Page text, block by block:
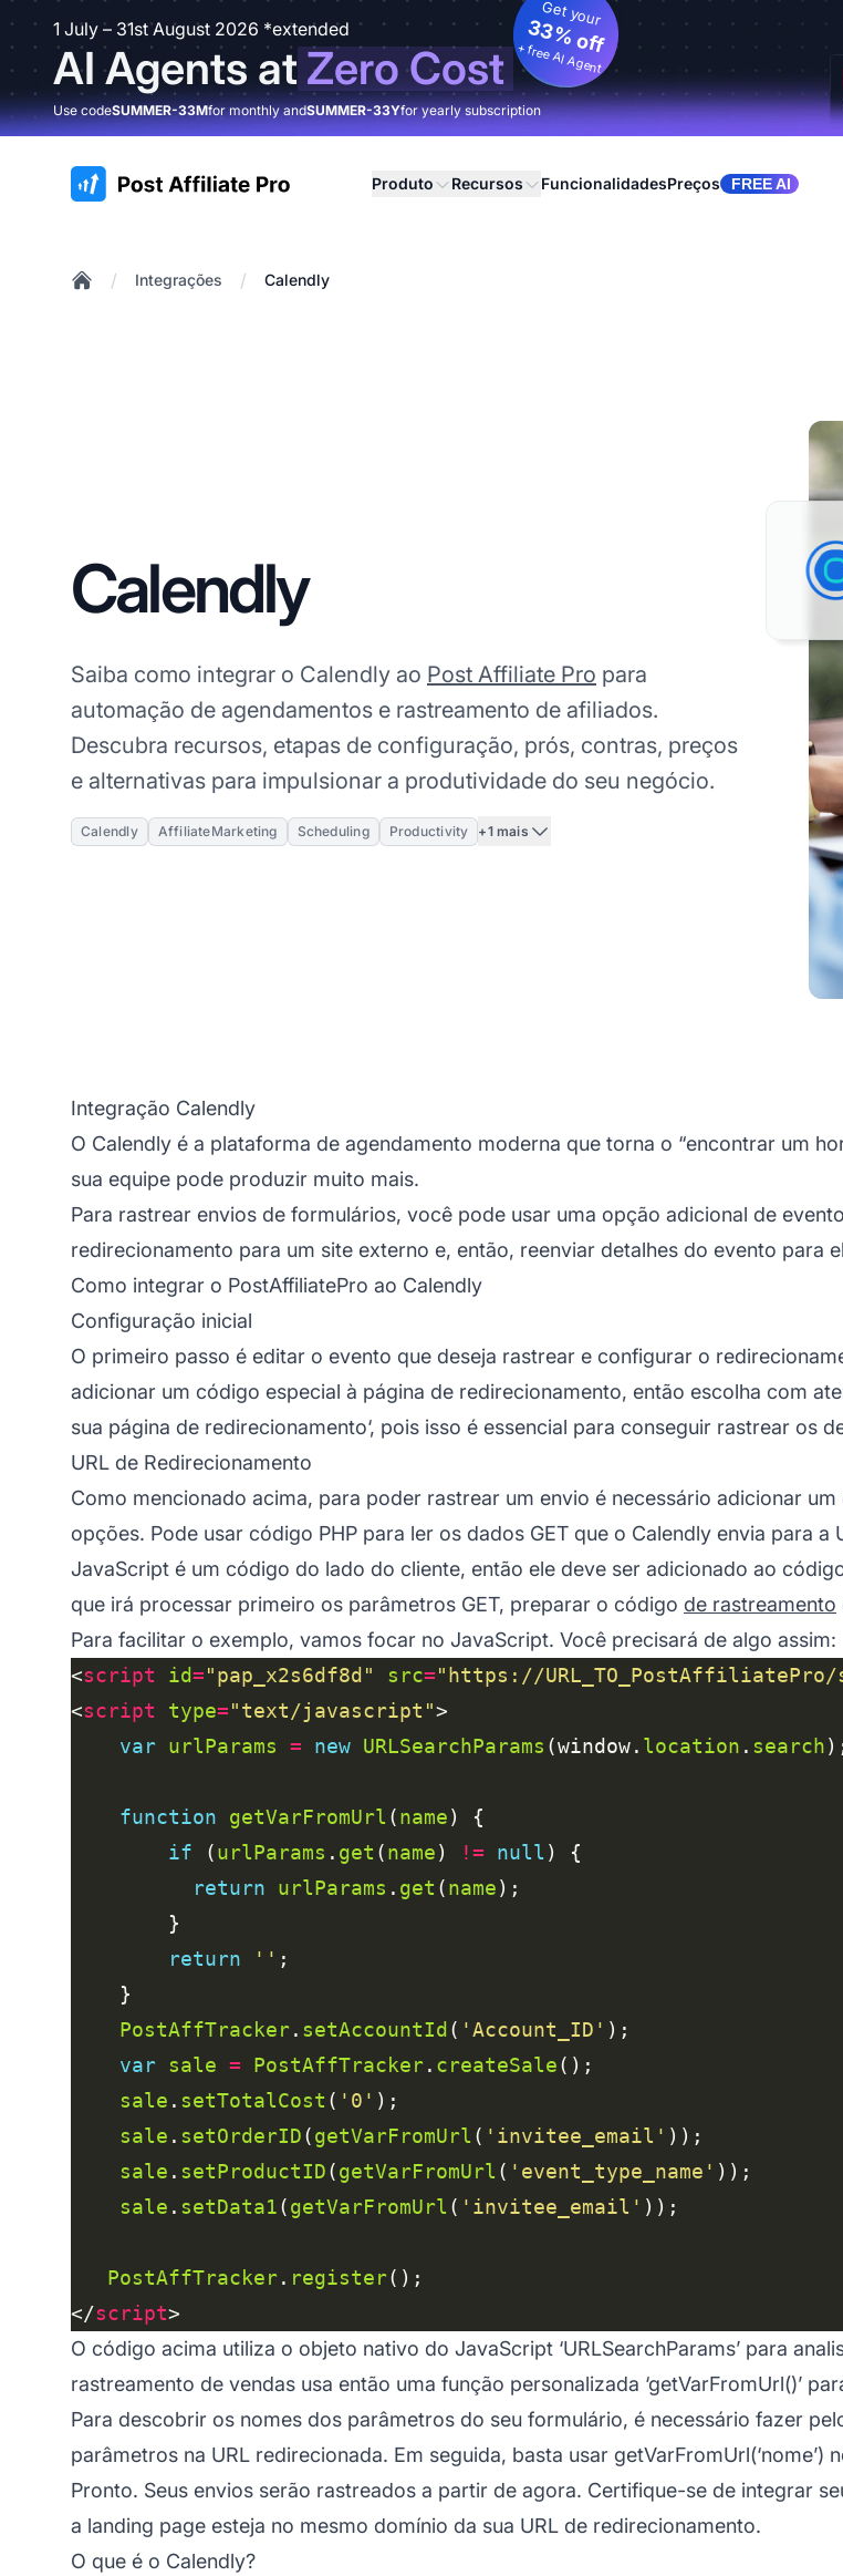
1 July – 31st August 2026 *extended
AI Agents atZero Cost
Get your
33% off
+ free AI Agent
Use codeSUMMER-33Mfor monthly andSUMMER-33Yfor yearly subscription
:site.title Produto Recursos FuncionalidadesPreços FREE AI
/ Integrações / Calendly
Calendly
Saiba como integrar o Calendly ao Post Affiliate Pro para
automação de agendamentos e rastreamento de afiliados.
Descubra recursos, etapas de configuração, prós, contras, preços
e alternativas para impulsionar a produtividade do seu negócio.
Calendly AffiliateMarketing Scheduling Productivity +1 mais
Integração Calendly
O Calendly é a plataforma de agendamento moderna que torna o “encontrar um
sua equipe pode produzir muito mais.
Para rastrear envios de formulários, você pode usar uma opção adicional de
redirecionamento para um site externo e, então, reenviar detalhes do evento para
Como integrar o PostAffiliatePro ao Calendly
Configuração inicial
O primeiro passo é editar o evento que deseja rastrear e configurar o
adicionar um código especial à página de redirecionamento, então escolha com
sua página de redirecionamento‘, pois isso é essencial para conseguir rastrear os
URL de Redirecionamento
Como mencionado acima, para poder rastrear um envio é necessário adicionar
opções. Pode usar código PHP para ler os dados GET que o Calendly envia para
JavaScript é um código do lado do cliente, então ele deve ser adicionado ao
que irá processar primeiro os parâmetros GET, preparar o código de rastreamento
Para facilitar o exemplo, vamos focar no JavaScript. Você precisará de algo assim:
<script id="pap_x2s6df8d" src="https://
<script type="text/javascript"
var urlParams = new URLSearchParams (window. location . search
function getVarFromUrl (name
if (urlParams . get (name) != null
return
urlParams . get (name
return
''
PostAffTracker. setAccountId( 'Account_ID'
var sale = PostAffTracker. createSale
sale . setTotalCost ( '0'
sale . setOrderID(getVarFromUrl ( 'invitee_email'
sale . setProductID(getVarFromUrl ( 'event_type_name'
sale . setData1(getVarFromUrl ( 'invitee_email'
PostAffTracker. register
</script
O código acima utiliza o objeto nativo do JavaScript ‘URLSearchParams’ para
rastreamento de vendas usa então uma função personalizada ‘getVarFromUrl()’
Para descobrir os nomes dos parâmetros do seu formulário, é necessário fazer
parâmetros na URL redirecionada. Em seguida, basta usar
Pronto. Seus envios serão rastreados a partir de agora. Certifique-se de integrar
a landing page esteja no mesmo domínio da sua URL de redirecionamento.
O que é o Calendly?